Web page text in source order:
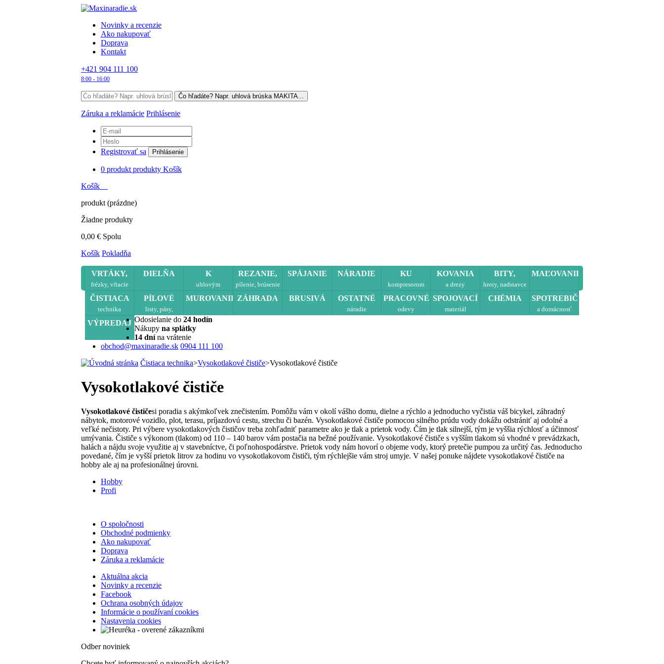
Novinky a recenzie
Ako nakupovať
Doprava
Kontakt
+421 904 111 100
8:00 - 16:00
Záruka a reklamácie Prihlásenie
Registrovať sa Prihlásenie
0 produkt produkty Košík
Košík
produkt (prázdne)
Žiadne produkty
0,00 € Spolu
Košík Pokladňa
VRTÁKY,
frézky, vŕtacie
šablóny
DIELŇA K
uhlovým
brúskam
REZANIE,
pílenie, brúsenie
SPÁJANIE NÁRADIE KU
kompresorom
KOVANIA
a drezy
BITY,
hroty, nadstavce
MAĽOVANIE
ČISTIACA
technika
PÍLOVÉ
listy, pásy,
kotúče
MUROVANIE ZÁHRADA BRUSIVÁ OSTATNÉ
náradie
PRACOVNÉ
odevy
SPOJOVACÍ
materiál
CHÉMIA SPOTREBIČE
a domácnosť
VÝPREDAJ Odosielanie do 24 hodín
Nákupy na splátky
14 dnína vrátenie
obchod@maxinaradie.sk 0904 111 100
Čistiaca technika>Vysokotlakové čističe>Vysokotlakové čističe
Vysokotlakové čističe
Vysokotlakové čističesi poradia s akýmkoľvek znečistením. Pomôžu vám v okolí vášho domu, dielne a rýchlo a jednoducho vyčistia váš bicykel, záhradný
nábytok, motorové vozidlo, plot, terasu, príjazdovú cestu, strechu či bazén. Vysokotlakové čističe pomocou silného prúdu vody dokážu odstrániť aj odolné a
veľké nečistoty. Pri výbere vysokotlakových čističov treba zohľadniť parametre ako je tlak a prietok vody. Čím je tlak silnejší, tým je vyššia rýchlosť a účinnosť
umývania. Čističe s výkonom (tlakom) od 110 – 140 barov vám postačia na bežné používanie. Vysokotlakové čističe s vyšším tlakom sú vhodné v prevádzkach,
halách a nájdu svoje využitie aj v stavebníctve, či poľnohospodárstve. Prietok vody nám hovorí o objeme vody, ktorý pretečie pumpou za určitý čas. Jednoducho
povedané, čím je vyšší prietok litrov za hodinu vo vysokotlakovom čističi, tým rýchlejšie vám stroj umyje. V našej ponuke nájdete vysokotlakové čističe na
hobby ale aj na profesionálnej úrovni.
Hobby
Profi
O spoločnosti
Obchodné podmienky
Ako nakupovať
Doprava
Záruka a reklamácie
Aktuálna akcia
Novinky a recenzie
Facebook
Ochrana osobných údajov
Informácie o používaní cookies
Nastavenia cookies
Odber noviniek